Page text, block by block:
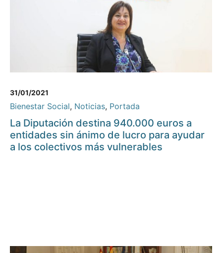
31/01/2021
Bienestar Social, Noticias, Portada
La Diputación destina 940.000 euros a
entidades sin ánimo de lucro para ayudar
a los colectivos más vulnerables